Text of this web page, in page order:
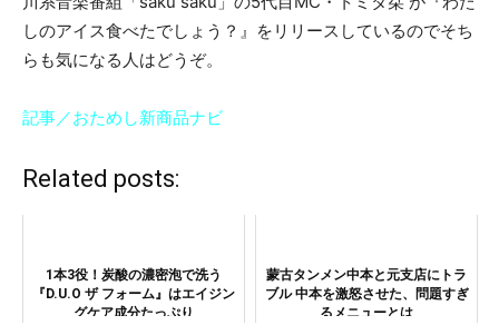
しのアイス食べたでしょう？』をリリースしているのでそち
らも気になる人はどうぞ。
記事／おためし新商品ナビ
Related posts:
1本3役！炭酸の濃密泡で洗う
『D.U.O ザ フォーム』はエイジン
グケア成分たっぷり
蒙古タンメン中本と元支店にトラ
ブル 中本を激怒させた、問題すぎ
るメニューとは